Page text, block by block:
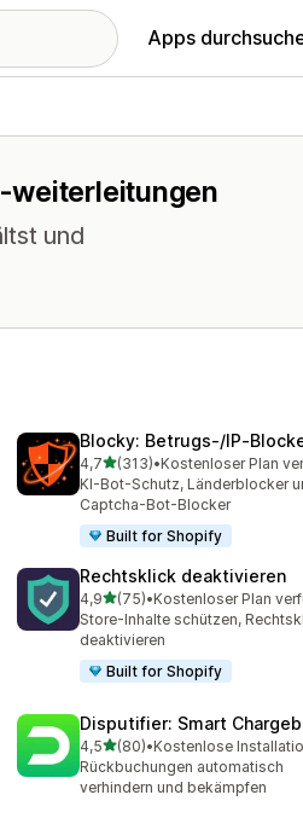
Apps
weiterleitungen
und
Blocky: Betrugs‑/
4,7von 5 Sternen
(313)
313 Rezensionen insgesamt
•Kostenloser Plan
KI-Bot-Schutz, Länderblocker
Captcha-Bot-Blocker
Built for Shopify
Rechtsklick deaktivieren
4,9von 5 Sternen
(75)
75 Rezensionen insgesamt
•Kostenloser Plan
Store-Inhalte schützen,
deaktivieren
Built for Shopify
Disputifier: Smart
4,5von 5 Sternen
(80)
80 Rezensionen insgesamt
•Kostenlose
Rückbuchungen automatisch
verhindern und bekämpfen